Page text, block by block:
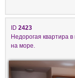
ID 2423
Недорогая квартира
на море.